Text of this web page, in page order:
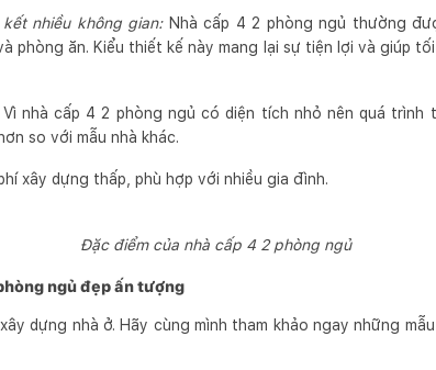
nhiều không gian: Nhà cấp 4 2 phòng ngủ thường
phòng ăn. Kiểu thiết kế này mang lại sự tiện lợi và giúp
Vì nhà cấp 4 2 phòng ngủ có diện tích nhỏ nên quá
so với mẫu nhà khác.
xây dựng thấp, phù hợp với nhiều gia đình.
Đặc điểm của nhà cấp 4 2 phòng ngủ
ngủ đẹp ấn tượng
dựng nhà ở. Hãy cùng mình tham khảo ngay những